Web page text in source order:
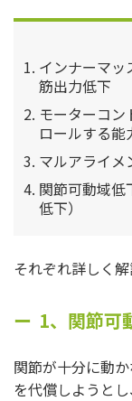
インナーマッ
筋出力低下
モーターコ
ロールする能
マルアライメ
関節可動域低
低下）
それぞれ詳しく解
1、関節可
関節が十分に動
を代償しようと